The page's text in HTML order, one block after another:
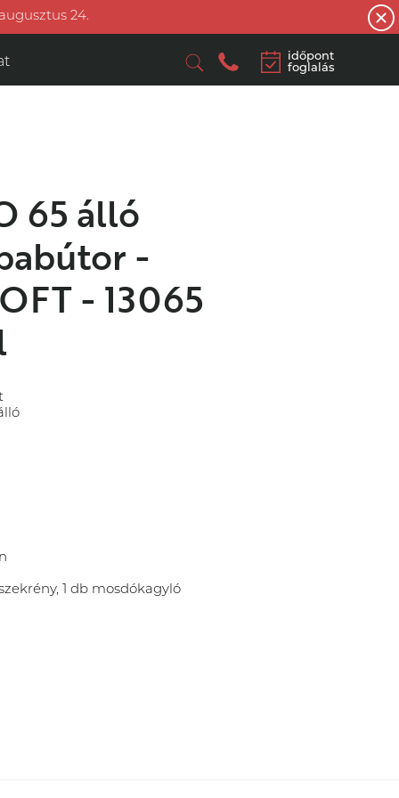
24.
időpont
foglalás
65 álló
-
- 13065
1 db mosdókagyló